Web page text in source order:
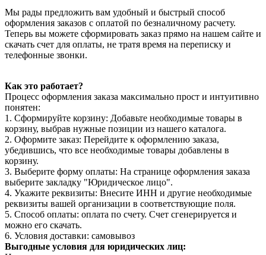
Мы рады предложить вам удобный и быстрый способ
оформления заказов с оплатой по безналичному расчету.
Теперь вы можете сформировать заказ прямо на нашем сайте и
скачать счет для оплаты, не тратя время на переписку и
телефонные звонки.
Как это работает?
Процесс оформления заказа максимально прост и интуитивно
понятен:
1. Сформируйте корзину: Добавьте необходимые товары в
корзину, выбрав нужные позиции из нашего каталога.
2. Оформите заказ: Перейдите к оформлению заказа,
убедившись, что все необходимые товары добавлены в
корзину.
3. Выберите форму оплаты: На странице оформления заказа
выберите закладку "Юридическое лицо".
4. Укажите реквизиты: Внесите ИНН и другие необходимые
реквизиты вашей организации в соответствующие поля.
5. Способ оплаты: оплата по счету. Счет сгенерируется и
можно его скачать.
6. Условия доставки: самовывоз
Выгодные условия для юридических лиц: